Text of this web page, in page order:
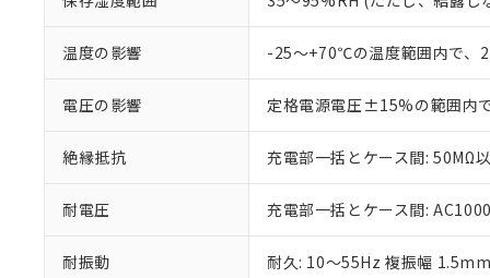
温度の影響 -25～+70℃の温度範囲内で
電圧の影響 定格電源電圧±15%の範囲内
絶縁抵抗 充電部一括とケース間: 50MΩ
耐電圧 充電部一括とケース間:
耐振動 耐久: 10～55Hz 複振幅
ている必要
お客様が当
さい。
※当社の共同
いる法人を
下記の非含有証明
EU RoHS指令（
51物質の非含有証
※本証明書は発行
混在することから
「10」：通常の使
味します。
機器販
空
白
受注生